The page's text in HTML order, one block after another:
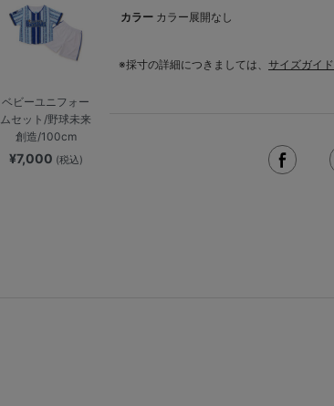
ベビーユニフォー
ムセット/野球未来
創造/100cm
¥7,000 (税込)
カラー カラー展開なし
※採寸の詳細につきましては、 サイズガイド